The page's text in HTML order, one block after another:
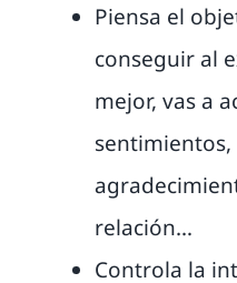
Piensa el
conseguir al
mejor, vas a
relación…
Controla la